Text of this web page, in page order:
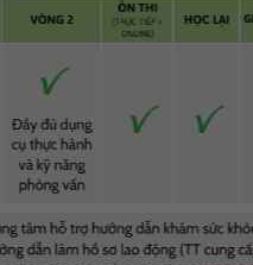
sương 45738
18/05/2026
mình không ạ😆
8028 18/05/2026
45718
đi lập teem đi cùng nhỉ
8028
19/05/2026